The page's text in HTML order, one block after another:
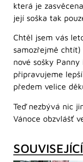
která je
její soška tak
Chtěl jsem vás
samozřejmě
nové sošky
připravujeme
předem velice
Teď nezbývá nic
Vánoce obzvlášť